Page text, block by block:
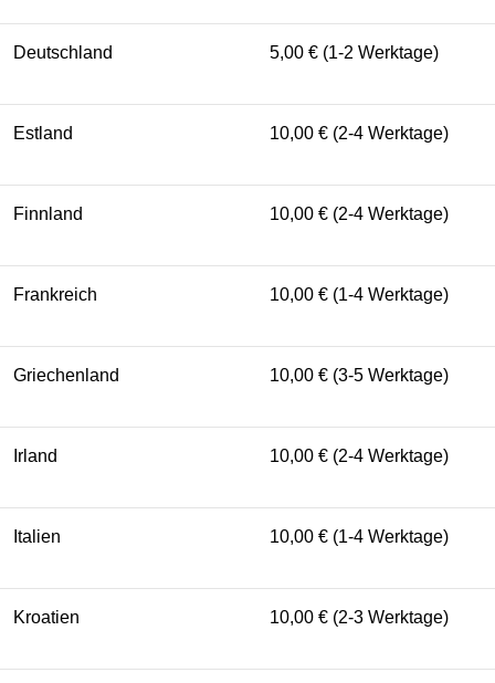
Deutschland 5,00 € (1-2 Werktage)
Estland 10,00 € (2-4 Werktage)
Finnland 10,00 € (2-4 Werktage)
Frankreich 10,00 € (1-4 Werktage)
Griechenland 10,00 € (3-5 Werktage)
Irland 10,00 € (2-4 Werktage)
Italien 10,00 € (1-4 Werktage)
Kroatien 10,00 € (2-3 Werktage)